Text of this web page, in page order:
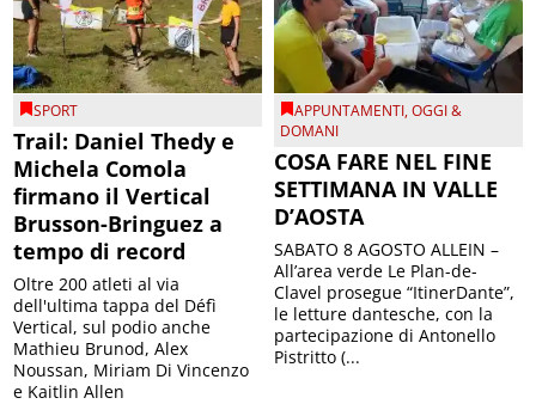
SPORT
Trail: Daniel Thedy e
Michela Comola
firmano il Vertical
Brusson-Bringuez a
tempo di record
Oltre 200 atleti al via
dell'ultima tappa del Défì
Vertical, sul podio anche
Mathieu Brunod, Alex
Noussan, Miriam Di Vincenzo
e Kaitlin Allen
APPUNTAMENTI,OGGI &
DOMANI
COSA FARE NEL FINE
SETTIMANA IN VALLE
D’AOSTA
SABATO 8 AGOSTO ALLEIN –
All’area verde Le Plan-de-
Clavel prosegue “ItinerDante”,
le letture dantesche, con la
partecipazione di Antonello
Pistritto (...